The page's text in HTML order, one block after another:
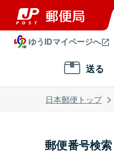
ゆうIDマイページへ
送る
日本郵便トップ
郵便番号検索